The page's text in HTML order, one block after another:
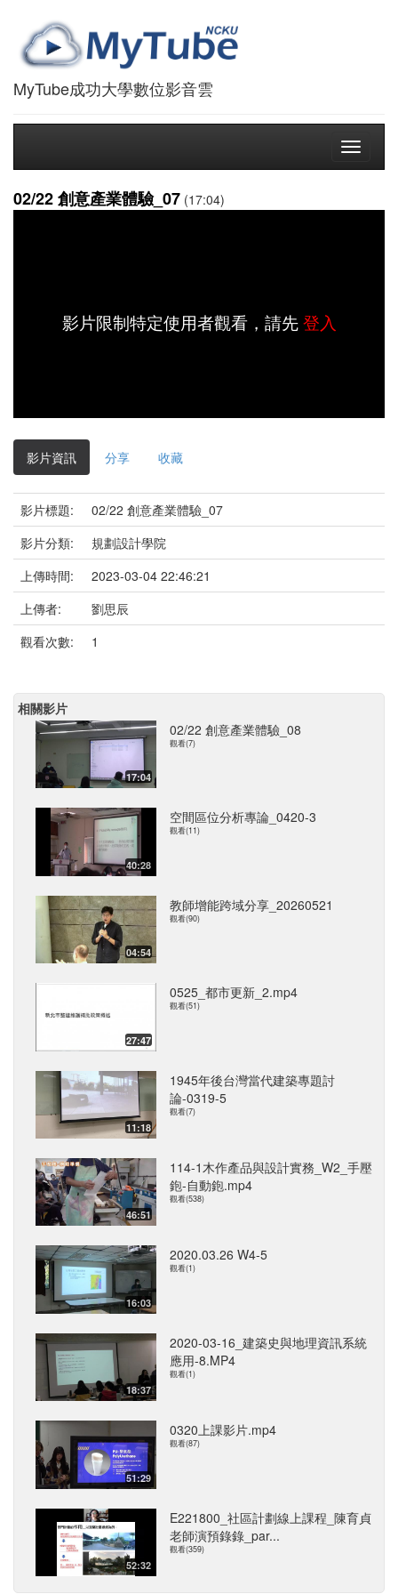
MyTube成功大學數位影音雲
Toggle
02/22 創意產業體驗_07 (17:04)
影片限制特定使用者觀看，請先登入
影片資訊 分享 收藏
影片標題:
02/22 創意產業體驗_07
影片分類:
規劃設計學院
上傳時間:
2023-03-04 22:46:21
上傳者:
劉思辰
觀看次數:
1
相關影片
17:04
02/22 創意產業體驗_08
觀看(7)
40:28
空間區位分析專論_0420-3
觀看(11)
04:54
教師增能跨域分享_20260521
觀看(90)
27:47
0525_都市更新_2.mp4
觀看(51)
11:18
1945年後台灣當代建築專題討
論-0319-5
觀看(7)
46:51
114-1木作產品與設計實務_W2_手壓
鉋-自動鉋.mp4
觀看(538)
16:03
2020.03.26 W4-5
觀看(1)
18:37
2020-03-16_建築史與地理資訊系統
應用-8.MP4
觀看(1)
51:29
0320上課影片.mp4
觀看(87)
52:32
E221800_社區計劃線上課程_陳育貞
老師演預錄錄_par...
觀看(359)